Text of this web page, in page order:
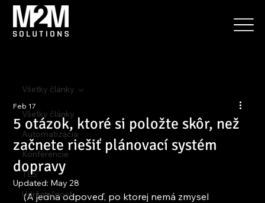
Všetky články
Automatizácia
Konferencie
TLS
Udržateľnosť
Všetky články
5 otázok, ktoré si položte skôr, než
začnete riešiť plánovací systém
dopravy
Feb 17
Updated: May 28
(A jedna odpoveď, po ktorej nemá zmysel